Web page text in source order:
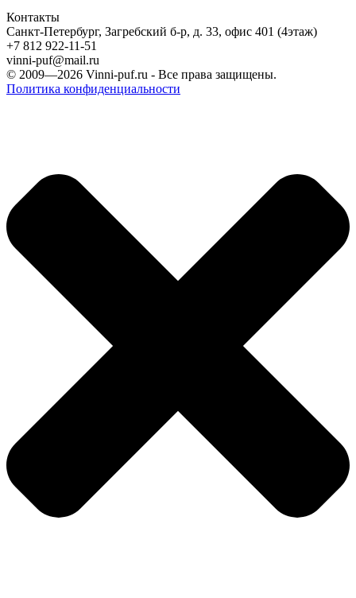
Контакты
Санкт-Петербург, Загребский б-р, д. 33, офис 401 (4этаж)
+7 812 922-11-51
vinni-puf@mail.ru
© 2009—2026 Vinni-puf.ru - Все права защищены.
Политика конфиденциальности